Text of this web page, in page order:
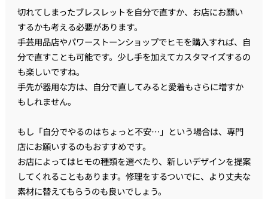
切れてしまったブレスレットを自分で直すか、お店にお願い
するかも考える必要があります。
手芸用品店やパワーストーンショップでヒモを購入すれば、自
分で直すことも可能です。少し手を加えてカスタマイズするの
も楽しいですね。
手先が器用な方は、自分で直してみると愛着もさらに増すか
もしれません。
もし「自分でやるのはちょっと不安…」という場合は、専門
店にお願いするのもおすすめです。
お店によってはヒモの種類を選べたり、新しいデザインを提案
してくれることもあります。修理をするついでに、より丈夫な
素材に替えてもらうのも良いでしょう。